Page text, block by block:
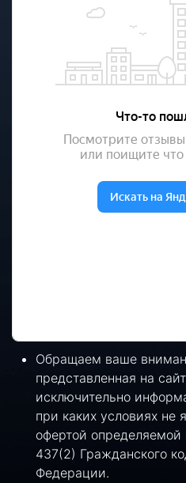
Обращаем ваше
представленная на
исключительно
при каких условиях не
офертой
437(2) Гражданского
Федерации.